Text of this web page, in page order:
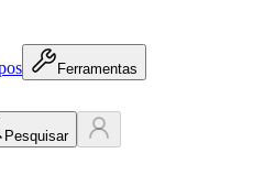
Ferramentas
Pesquisar